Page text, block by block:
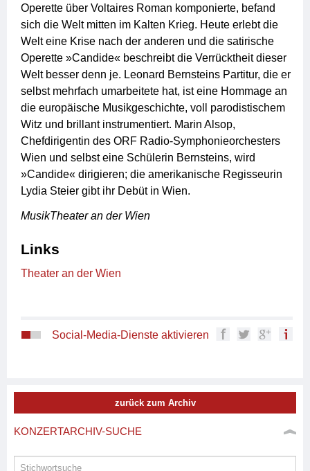
Operette über Voltaires Roman komponierte, befand
sich die Welt mitten im Kalten Krieg. Heute erlebt die
Welt eine Krise nach der anderen und die satirische
Operette »Candide« beschreibt die Verrücktheit dieser
Welt besser denn je. Leonard Bernsteins Partitur, die er
selbst mehrfach umarbeitete hat, ist eine Hommage an
die europäische Musikgeschichte, voll parodistischem
Witz und brillant instrumentiert. Marin Alsop,
Chefdirigentin des ORF Radio-Symphonieorchesters
Wien und selbst eine Schülerin Bernsteins, wird
»Candide« dirigieren; die amerikanische Regisseurin
Lydia Steier gibt ihr Debüt in Wien.
MusikTheater an der Wien
Links
Theater an der Wien
Social-Media-Dienste aktivieren
zurück zum Archiv
KONZERTARCHIV-SUCHE